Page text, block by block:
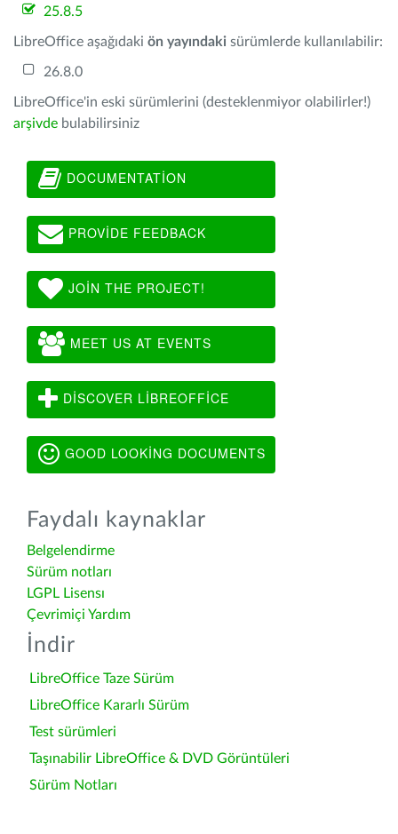
25.8.5
LibreOffice aşağıdaki ön yayındaki sürümlerde kullanılabilir:
26.8.0
LibreOffice'in eski sürümlerini (desteklenmiyor olabilirler!)
arşivde bulabilirsiniz
DOCUMENTATION
PROVIDE FEEDBACK
JOIN THE PROJECT!
MEET US AT EVENTS
DISCOVER LIBREOFFICE
GOOD LOOKING DOCUMENTS
Faydalı kaynaklar
Belgelendirme
Sürüm notları
LGPL Lisensı
Çevrimiçi Yardım
İndir
LibreOffice Taze Sürüm
LibreOffice Kararlı Sürüm
Test sürümleri
Taşınabilir LibreOffice & DVD Görüntüleri
Sürüm Notları